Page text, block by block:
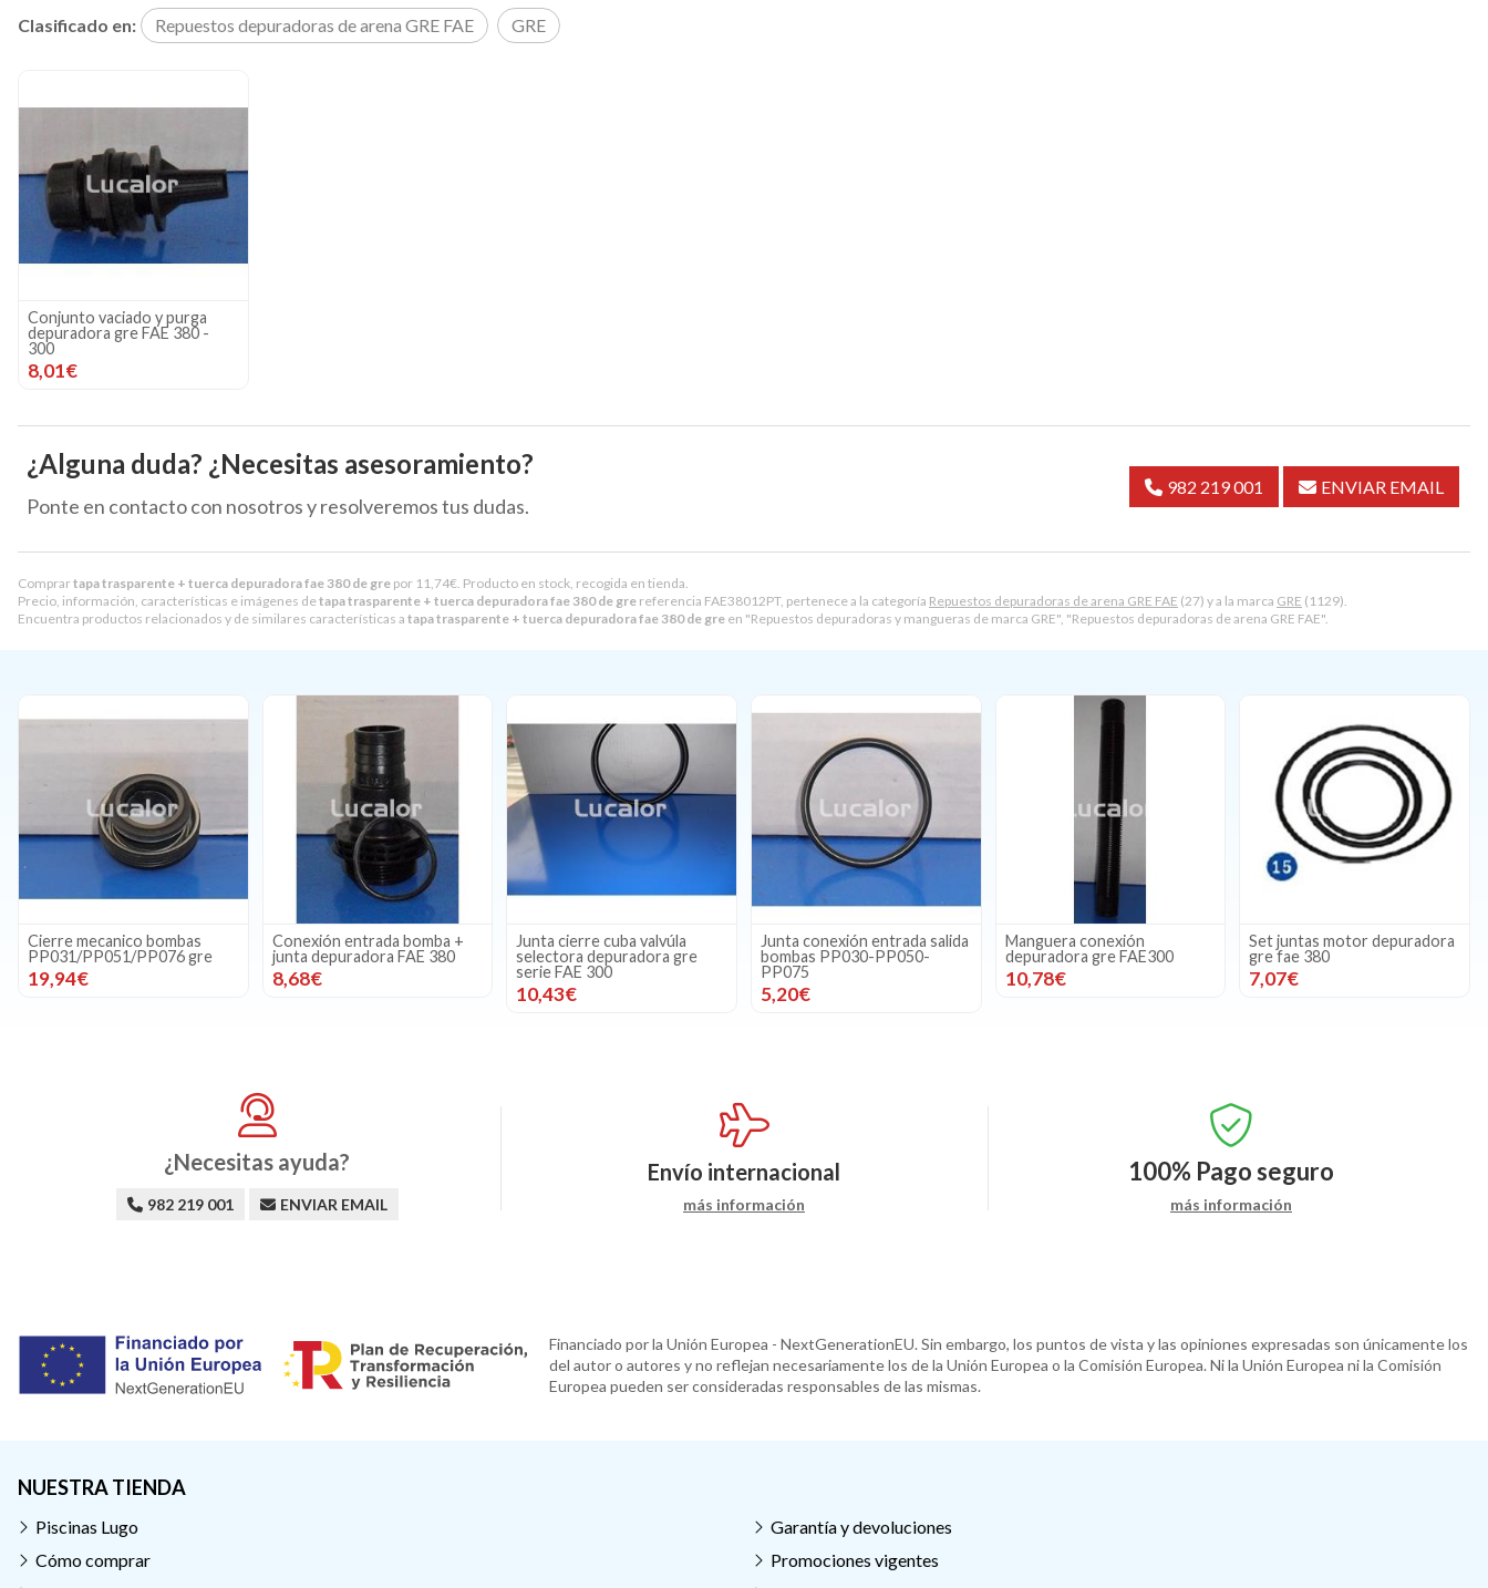
Comprartapa trasparente + tuerca depuradora fae 380 de gre por 11,74€ . Producto en stock, recogida en tienda.
Precio, información, características e imágenes detapa trasparente + tuerca depuradora fae 380 de gre referencia FAE38012PT, pertenece a la categoría Repuestos depuradoras de arena GRE FAE (27) y a la marca GRE (1129).
Encuentra productos relacionados y de similares características a tapa trasparente + tuerca depuradora fae 380 de gre en "Repuestos depuradoras y mangueras de marca GRE", "Repuestos depuradoras de arena GRE FAE".
Clasificado en: Repuestos depuradoras de arena GRE FAE GRE
Conjunto vaciado y purga
depuradora gre FAE 380 -
300
8,01€
¿Alguna duda? ¿Necesitas asesoramiento?
Ponte en contacto con nosotros y resolveremos tus dudas.
982 219 001 ENVIAR EMAIL
Cierre mecanico bombas
PP031/PP051/PP076 gre
19,94€
Conexión entrada bomba +
junta depuradora FAE 380
8,68€
Junta cierre cuba valvúla
selectora depuradora gre
serie FAE 300
10,43€
Junta conexión entrada salida
bombas PP030-PP050-
PP075
5,20€
Manguera conexión
depuradora gre FAE300
10,78€
Set juntas motor depuradora
gre fae 380
7,07€
¿Necesitas ayuda?
982 219 001 ENVIAR EMAIL
Envío internacional
más información
100% Pago seguro
más información
Financiado por la Unión Europea - NextGenerationEU. Sin embargo, los puntos de vista y las opiniones expresadas son únicamente los
del autor o autores y no reflejan necesariamente los de la Unión Europea o la Comisión Europea. Ni la Unión Europea ni la Comisión
Europea pueden ser consideradas responsables de las mismas.
NUESTRA TIENDA
Piscinas Lugo
Cómo comprar
Garantía y devoluciones
Promociones vigentes